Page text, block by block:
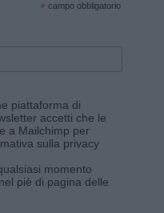
* campo obbligatorio
piattaforma di
accetti che le
a Mailchimp per
sulla privacy
momento
piè di pagina delle